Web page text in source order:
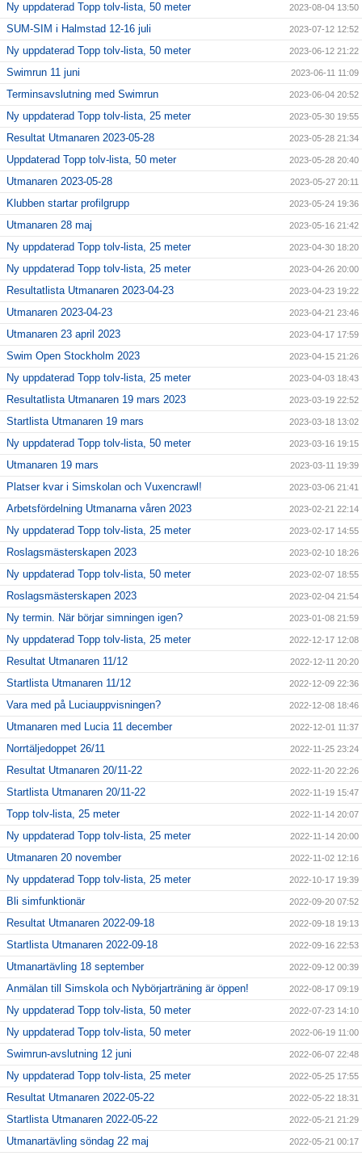
Ny uppdaterad Topp tolv-lista, 50 meter 2023-08-04 13:50
SUM-SIM i Halmstad 12-16 juli 2023-07-12 12:52
Ny uppdaterad Topp tolv-lista, 50 meter 2023-06-12 21:22
Swimrun 11 juni 2023-06-11 11:09
Terminsavslutning med Swimrun 2023-06-04 20:52
Ny uppdaterad Topp tolv-lista, 25 meter 2023-05-30 19:55
Resultat Utmanaren 2023-05-28 2023-05-28 21:34
Uppdaterad Topp tolv-lista, 50 meter 2023-05-28 20:40
Utmanaren 2023-05-28 2023-05-27 20:11
Klubben startar profilgrupp 2023-05-24 19:36
Utmanaren 28 maj 2023-05-16 21:42
Ny uppdaterad Topp tolv-lista, 25 meter 2023-04-30 18:20
Ny uppdaterad Topp tolv-lista, 25 meter 2023-04-26 20:00
Resultatlista Utmanaren 2023-04-23 2023-04-23 19:22
Utmanaren 2023-04-23 2023-04-21 23:46
Utmanaren 23 april 2023 2023-04-17 17:59
Swim Open Stockholm 2023 2023-04-15 21:26
Ny uppdaterad Topp tolv-lista, 25 meter 2023-04-03 18:43
Resultatlista Utmanaren 19 mars 2023 2023-03-19 22:52
Startlista Utmanaren 19 mars 2023-03-18 13:02
Ny uppdaterad Topp tolv-lista, 50 meter 2023-03-16 19:15
Utmanaren 19 mars 2023-03-11 19:39
Platser kvar i Simskolan och Vuxencrawl! 2023-03-06 21:41
Arbetsfördelning Utmanarna våren 2023 2023-02-21 22:14
Ny uppdaterad Topp tolv-lista, 25 meter 2023-02-17 14:55
Roslagsmästerskapen 2023 2023-02-10 18:26
Ny uppdaterad Topp tolv-lista, 50 meter 2023-02-07 18:55
Roslagsmästerskapen 2023 2023-02-04 21:54
Ny termin. När börjar simningen igen? 2023-01-08 21:59
Ny uppdaterad Topp tolv-lista, 25 meter 2022-12-17 12:08
Resultat Utmanaren 11/12 2022-12-11 20:20
Startlista Utmanaren 11/12 2022-12-09 22:36
Vara med på Luciauppvisningen? 2022-12-08 18:46
Utmanaren med Lucia 11 december 2022-12-01 11:37
Norrtäljedoppet 26/11 2022-11-25 23:24
Resultat Utmanaren 20/11-22 2022-11-20 22:26
Startlista Utmanaren 20/11-22 2022-11-19 15:47
Topp tolv-lista, 25 meter 2022-11-14 20:07
Ny uppdaterad Topp tolv-lista, 25 meter 2022-11-14 20:00
Utmanaren 20 november 2022-11-02 12:16
Ny uppdaterad Topp tolv-lista, 25 meter 2022-10-17 19:39
Bli simfunktionär 2022-09-20 07:52
Resultat Utmanaren 2022-09-18 2022-09-18 19:13
Startlista Utmanaren 2022-09-18 2022-09-16 22:53
Utmanartävling 18 september 2022-09-12 00:39
Anmälan till Simskola och Nybörjarträning är öppen! 2022-08-17 09:19
Ny uppdaterad Topp tolv-lista, 50 meter 2022-07-23 14:10
Ny uppdaterad Topp tolv-lista, 50 meter 2022-06-19 11:00
Swimrun-avslutning 12 juni 2022-06-07 22:48
Ny uppdaterad Topp tolv-lista, 25 meter 2022-05-25 17:55
Resultat Utmanaren 2022-05-22 2022-05-22 18:31
Startlista Utmanaren 2022-05-22 2022-05-21 21:29
Utmanartävling söndag 22 maj 2022-05-21 00:17